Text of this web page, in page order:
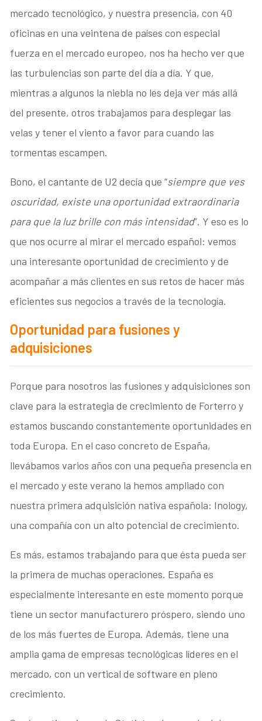
mercado tecnológico, y nuestra presencia, con 40
oficinas en una veintena de países con especial
fuerza en el mercado europeo, nos ha hecho ver que
las turbulencias son parte del día a día. Y que,
mientras a algunos la niebla no les deja ver más allá
del presente, otros trabajamos para desplegar las
velas y tener el viento a favor para cuando las
tormentas escampen.
Bono, el cantante de U2 decía que “siempre que ves
oscuridad, existe una oportunidad extraordinaria
para que la luz brille con más intensidad”. Y eso es lo
que nos ocurre al mirar el mercado español: vemos
una interesante oportunidad de crecimiento y de
acompañar a más clientes en sus retos de hacer más
eficientes sus negocios a través de la tecnología.
Oportunidad para fusiones y
adquisiciones
Porque para nosotros las fusiones y adquisiciones son
clave para la estrategia de crecimiento de Forterro y
estamos buscando constantemente oportunidades en
toda Europa. En el caso concreto de España,
llevábamos varios años con una pequeña presencia en
el mercado y este verano la hemos ampliado con
nuestra primera adquisición nativa española: Inology,
una compañía con un alto potencial de crecimiento.
Es más, estamos trabajando para que ésta pueda ser
la primera de muchas operaciones. España es
especialmente interesante en este momento porque
tiene un sector manufacturero próspero, siendo uno
de los más fuertes de Europa. Además, tiene una
amplia gama de empresas tecnológicas líderes en el
mercado, con un vertical de software en pleno
crecimiento.